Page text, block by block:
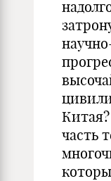
часть